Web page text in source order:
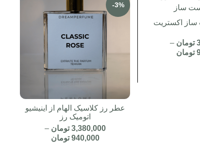
ساز اکستریت
تومان –
تومان
-3%
عطر رز کلاسیک الهام از اینیشیو
اتومیک رز
3,380,000 تومان –
940,000 تومان